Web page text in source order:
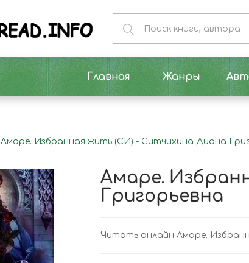
Главная Жанры
Амаре. Избранная жить (СИ) - Ситчихина Диана
Амаре.
Григорьевна
Читать онлайн Амаре.